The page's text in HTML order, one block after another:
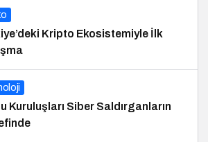
Kripto Ekosistemiyle İlk
Kuruluşları Siber Saldırganların